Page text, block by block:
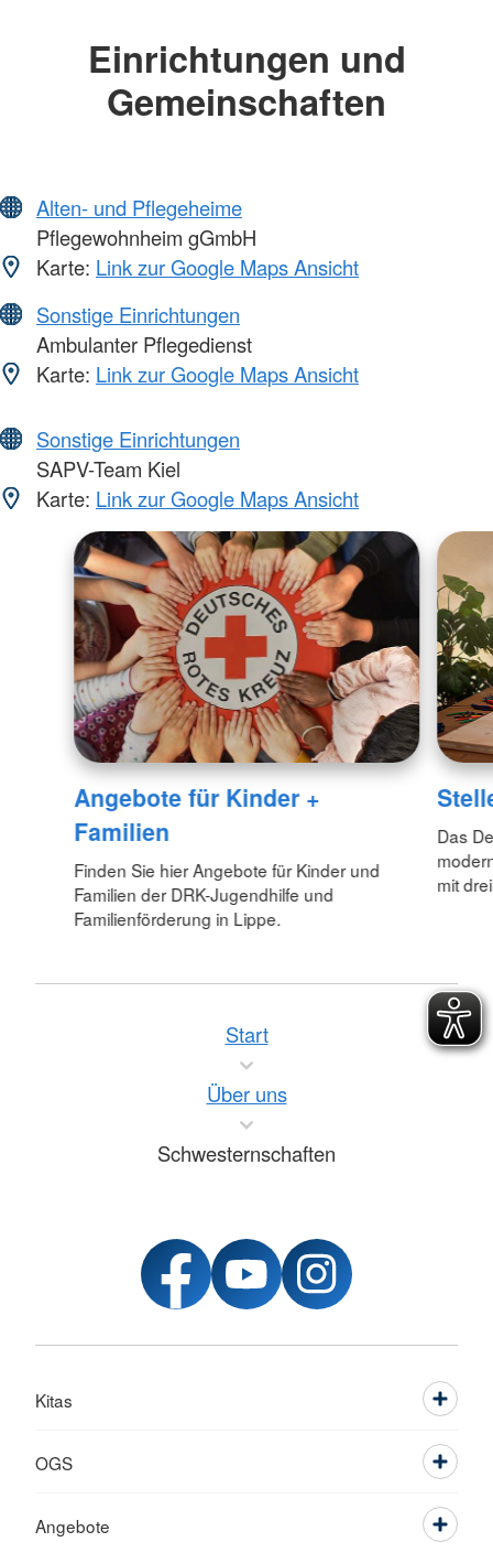
Einrichtungen und
Gemeinschaften
Alten- und Pflegeheime
Pflegewohnheim gGmbH
Karte: Link zur Google Maps Ansicht
Sonstige Einrichtungen
Ambulanter Pflegedienst
Karte: Link zur Google Maps Ansicht
Sonstige Einrichtungen
SAPV-Team Kiel
Karte: Link zur Google Maps Ansicht
Angebote für Kinder +
Familien
Finden Sie hier Angebote für Kinder und
Familien der DRK-Jugendhilfe und
Familienförderung in Lippe.
Das
mit
Start
Über uns
Schwesternschaften
Kitas
OGS
Angebote